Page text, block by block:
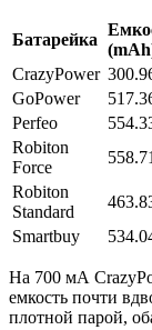
Батарейка
CrazyPower
GoPower
Perfeo
Robiton
Force
Robiton
Standard
Smartbuy
На 700 мА
емкость почти
плотной парой,